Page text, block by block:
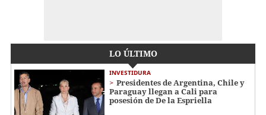
LO ÚLTIMO
INVESTIDURA
Presidentes de Argentina, Chile y
Paraguay llegan a Cali para
posesión de De la Espriella